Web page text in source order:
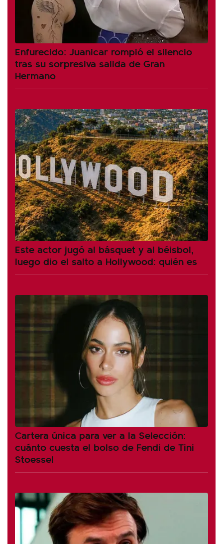
Enfurecido: Juanicar rompió el silencio
tras su sorpresiva salida de Gran
Hermano
Este actor jugó al básquet y al béisbol,
luego dio el salto a Hollywood: quién es
Cartera única para ver a la Selección:
cuánto cuesta el bolso de Fendi de Tini
Stoessel